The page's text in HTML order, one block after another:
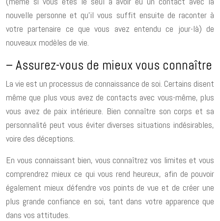
nouvelle personne et qu’il vous suffit ensuite de raconter à
votre partenaire ce que vous avez entendu ce jour-là) de
nouveaux modèles de vie.
– Assurez-vous de mieux vous connaître
La vie est un processus de connaissance de soi. Certains disent
même que plus vous avez de contacts avec vous-même, plus
vous avez de paix intérieure. Bien connaître son corps et sa
personnalité peut vous éviter diverses situations indésirables,
voire des déceptions.
En vous connaissant bien, vous connaîtrez vos limites et vous
comprendrez mieux ce qui vous rend heureux, afin de pouvoir
également mieux défendre vos points de vue et de créer une
plus grande confiance en soi, tant dans votre apparence que
dans vos attitudes.